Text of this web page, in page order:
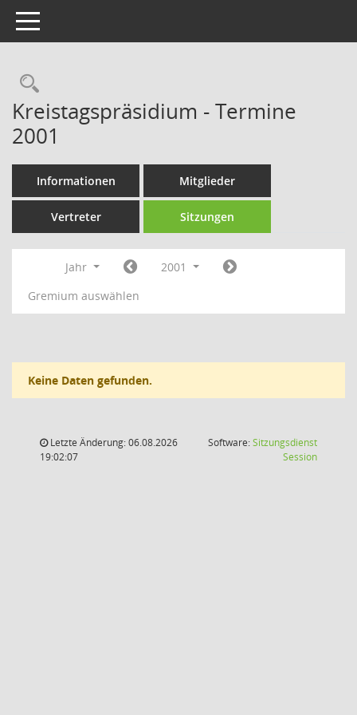
Toggle navigation
Rechercheauswahl
Kreistagspräsidium - Termine
2001
Informationen Mitglieder
Vertreter Sitzungen
Jahr
2001
Gremium auswählen
Keine Daten gefunden.
Letzte Änderung: 06.08.2026
19:02:07
Software:Sitzungsdienst
Session(Wird in